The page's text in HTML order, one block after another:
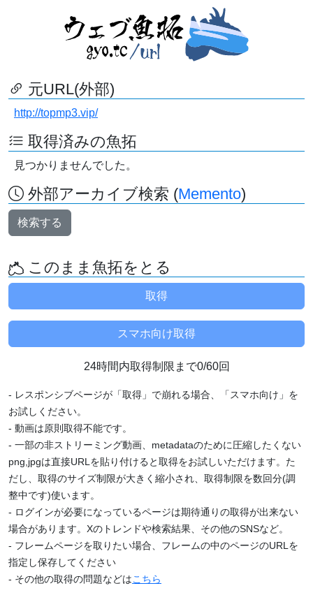
元URL(外部)
http://topmp3.vip/
取得済みの魚拓
見つかりませんでした。
外部アーカイブ検索 (Memento)
検索する
このまま魚拓をとる
24時間内取得制限まで0/60回
- レスポンシブページが「取得」で崩れる場合、「スマホ向け」を
お試しください。
- 動画は原則取得不能です。
- 一部の非ストリーミング動画、metadataのために圧縮したくない
png,jpgは直接URLを貼り付けると取得をお試しいただけます。た
だし、取得のサイズ制限が大きく縮小され、取得制限を数回分(調
整中です)使います。
- ログインが必要になっているページは期待通りの取得が出来ない
場合があります。Xのトレンドや検索結果、その他のSNSなど。
- フレームページを取りたい場合、フレームの中のページのURLを
指定し保存してください
- その他の取得の問題などはこちら